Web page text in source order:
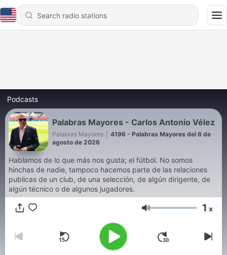
Podcasts
Palabras Mayores - Carlos Antonio Vélez
Palabras Mayores
4196 - Palabras Mayores del 6 de
agosto de 2026
Hablamos de lo que más nos gusta; el fútbol. No somos
hinchas de nadie, tampoco hacemos parte de las relaciones
publicas de un club, de una selección, de algún dirigente, de
algún técnico o de algunos jugadores.
Volume 1 x